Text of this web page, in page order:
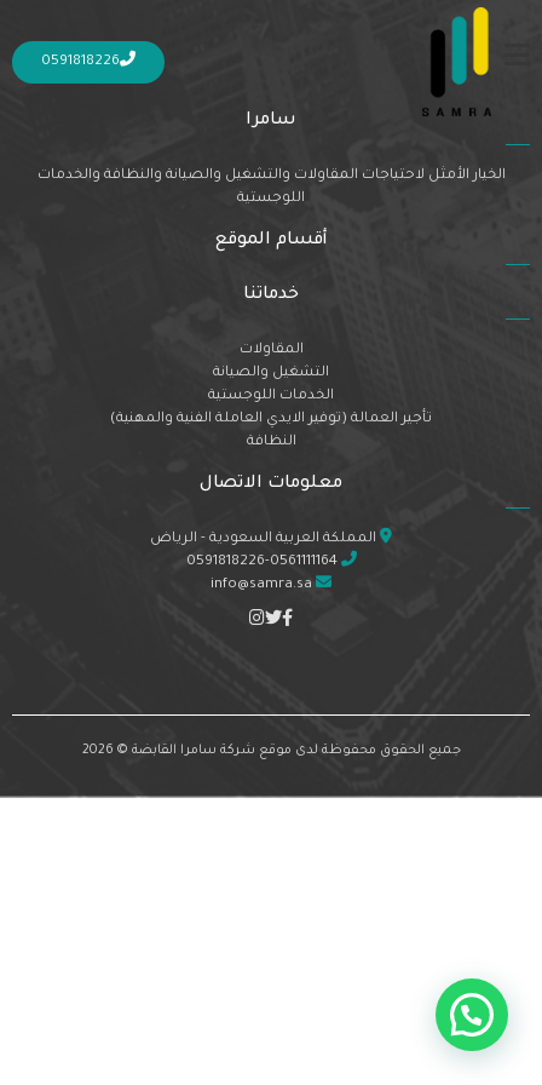
0591818226
Nothing Found
It seems we can’t find what you’re looking for. Perhaps searching can help.
سامرا
الخيار الأمثل لاحتياجات المقاولات والتشغيل والصيانة والنظافة والخدمات
اللوجستية
أقسام الموقع
خدماتنا
المقاولات
التشغيل والصيانة
الخدمات اللوجستية
تأجير العمالة (توفير الايدي العاملة الفنية والمهنية)
النظافة
معلومات الاتصال
المملكة العربية السعودية - الرياض
0591818226-0561111164
info@samra.sa
جميع الحقوق محفوظة لدى موقع شركة سامرا القابضة © 2026